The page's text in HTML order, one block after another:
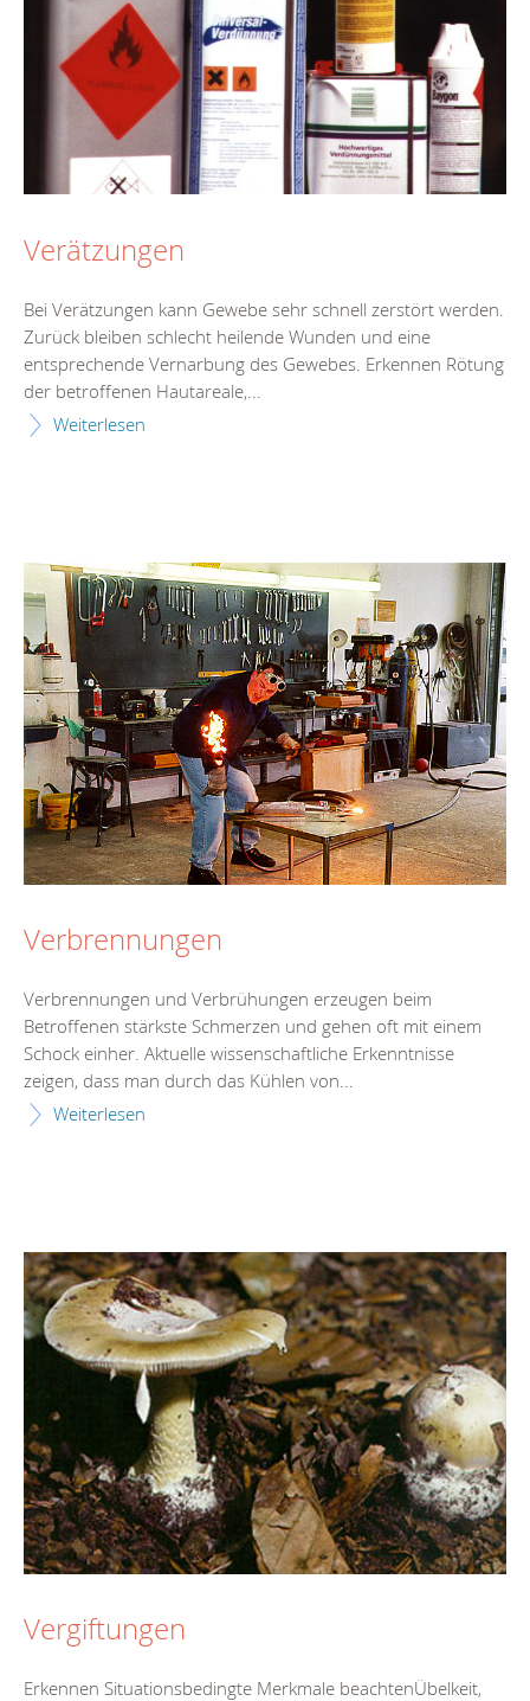
Verätzungen
Bei Verätzungen kann Gewebe sehr schnell zerstört werden.
Zurück bleiben schlecht heilende Wunden und eine
entsprechende Vernarbung des Gewebes. Erkennen Rötung
der betroffenen Hautareale,...
Weiterlesen
Verbrennungen
Verbrennungen und Verbrühungen erzeugen beim
Betroffenen stärkste Schmerzen und gehen oft mit einem
Schock einher. Aktuelle wissenschaftliche Erkenntnisse
zeigen, dass man durch das Kühlen von...
Weiterlesen
Vergiftungen
Erkennen Situationsbedingte Merkmale beachtenÜbelkeit,